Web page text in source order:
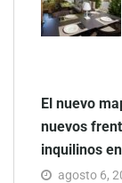
El nuevo
nuevos
inquilinos
agosto 6,